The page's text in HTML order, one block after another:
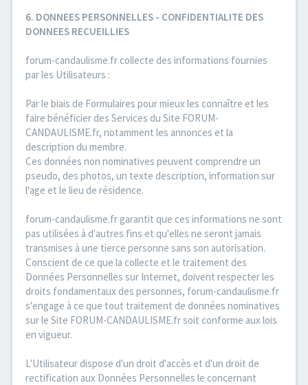
6. DONNEES PERSONNELLES - CONFIDENTIALITE DES
DONNEES RECUEILLIES
forum-candaulisme.fr collecte des informations fournies
par les Utilisateurs :
Par le biais de Formulaires pour mieux les connaître et les
faire bénéficier des Services du Site FORUM-
CANDAULISME.fr, notamment les annonces et la
description du membre.
Ces données non nominatives peuvent comprendre un
pseudo, des photos, un texte description, information sur
l'age et le lieu de résidence.
forum-candaulisme.fr garantit que ces informations ne sont
pas utilisées à d'autres fins et qu'elles ne seront jamais
transmises à une tierce personne sans son autorisation.
Conscient de ce que la collecte et le traitement des
Données Personnelles sur Internet, doivent respecter les
droits fondamentaux des personnes, forum-candaulisme.fr
s'engage à ce que tout traitement de données nominatives
sur le Site FORUM-CANDAULISME.fr soit conforme aux lois
en vigueur.
L'Utilisateur dispose d'un droit d'accès et d'un droit de
rectification aux Données Personnelles le concernant